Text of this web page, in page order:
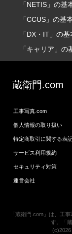
「NETIS」の基
「CCUS」の基
「DX・IT」の
「キャリア」の
蔵衛門.com
工事写真.com
個人情報の取り扱い
特定商取引に関する表
サービス利用規約
セキュリティ対策
運営会社
「蔵衛門.com」は、工
す。「
(c)2026